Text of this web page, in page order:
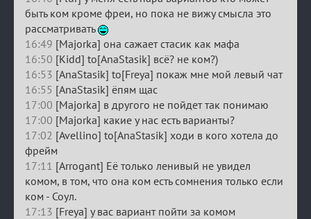
быть ком кроме фреи, но пока не вижу смысла это
рассматривать
16:49 [Majorka] она сажает стасик как мафа
16:50 [Kidd] to[AnaStasik] всё? не ком?)
16:53 [AnaStasik] to[Freya] покаж мне мой левый чат
16:55 [AnaStasik] ёпям щас
17:00 [Majorka] в другого не пойдет так понимаю
17:00 [Majorka] какие у нас есть варианты?
17:02 [Avellino] to[AnaStasik] ходи в кого хотела до
фрейм
17:11 [Arrogant] Её только ленивый не увидел
комом, в том, что она ком есть сомнения только если
ком - Соул.
17:13 [Freya] у вас вариант пойти за комом